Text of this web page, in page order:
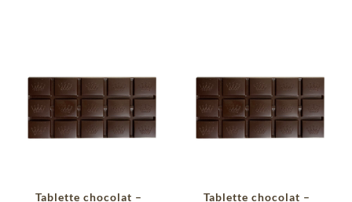
Tablette chocolat –
Tablette chocolat –